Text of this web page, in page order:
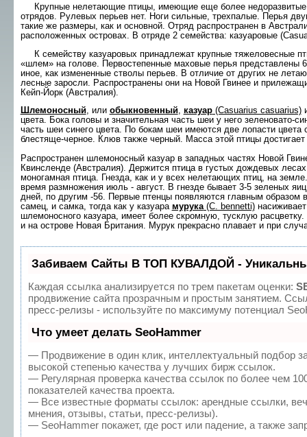
Крупные нелетающие птицы, имеющие еще бо­лее недоразвитые
отрядов. Рулевых перьев нет. Ноги сильные, трехпалые. Перья
такие же размеры, как и основной. Отряд распространен в
расположен­ных островах. В отряде 2 семейства: казуаровые
К семейству казуаровых принадлежат крупные тяжеловесные
«шлем» на голове. Первостепенные маховые перья
иное, как изме­ненные стволы перьев. В отличие от других не
лесные заросли. Распространены они на Но­вой Гвинее и
Кейп-Йорк (Австралия).
Шлемоносный, или обыкновенный, казуар(Саsuarius casuarius)
цвета. Бока головы и значительная часть шеи у него зеленовато-
часть шеи синего цвета. По бокам шеи имеются две лопасти
блестяще-черное. Клюв также черный. Масса этой птицы достигает
Распространен шлемоносный казуар в западных частях Новой
Квинсленде (Австралия). Держится птица в густых дождевых
моногамная птица. Гнезда, как и у всех нелетающих птиц, на
время размножения июль - август. В гнезде бывает 3-5 зеленых
дней, по дру­гим -56. Первые птенцы появляются главным образом
самец, и самка, тогда как у казуара мурука(С. bennetti)насиживает
шлемоносного казу­ара, имеет более скромную, тусклую
и на острове Новая Британия. Мурук прекрас­но плавает и при
Забиваем Сайты В ТОП КУВАЛДОЙ -
Каждая ссылка анализируется по трем пакетам оценки:
продвижение сайта прозрачным и простым занятием.
пресс-релизы - используйте по максимуму потенциал
Что умеет делать SeoHammer
— Продвижение в один клик, интеллектуальный подбор
высокой степенью качества у лучших бирж ссылок.
— Регулярная проверка качества ссылок по более чем
показателей качества проекта.
— Все известные форматы ссылок: арендные ссылки,
мнения, отзывы, статьи, пресс-релизы).
— SeoHammer покажет, где рост или падение, а также